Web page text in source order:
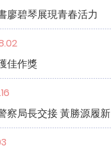
廖碧琴展現青春活力
佳作獎
察局長交接 黃勝源履新